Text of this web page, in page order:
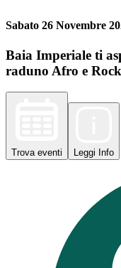
Sabato 26 Novembre
Baia Imperiale ti
raduno Afro e
Trova eventi Leggi Info